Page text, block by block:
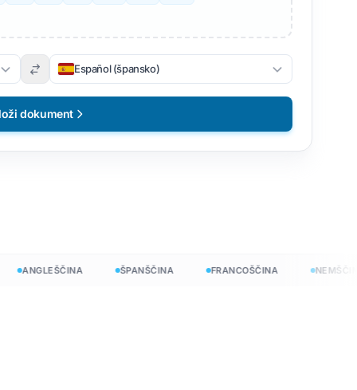
Español (špansko)
dokument
ANGLEŠČINA ŠPANŠČINA FRANCOŠČINA NEMŠČINA